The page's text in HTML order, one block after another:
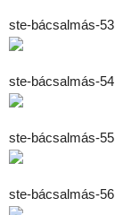
ste-bácsalmás-
ste-bácsalmás-
ste-bácsalmás-
ste-bácsalmás-